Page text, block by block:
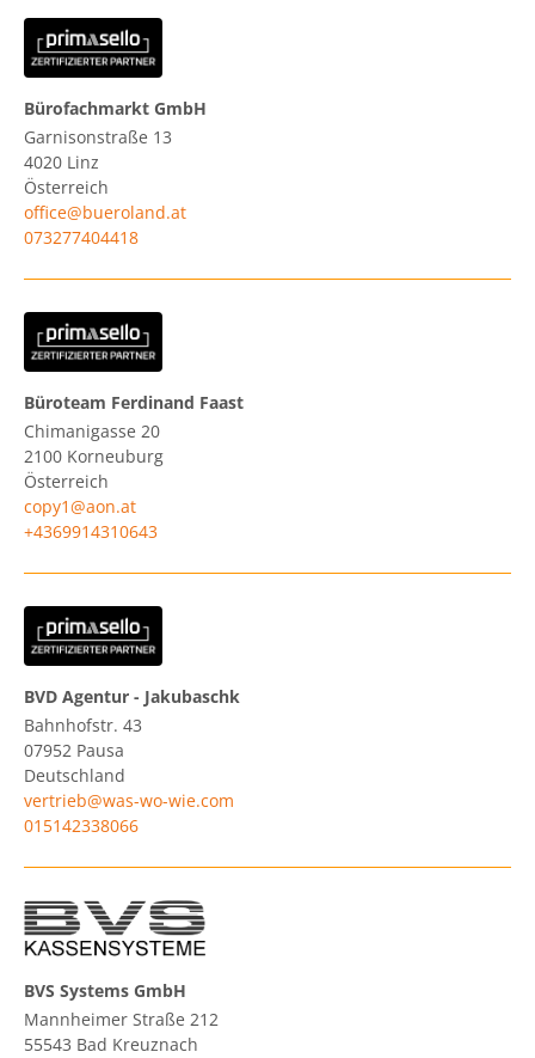
Bürofachmarkt GmbH
Garnisonstraße 13
4020 Linz
Österreich
office@bueroland.at
073277404418
Büroteam Ferdinand Faast
Chimanigasse 20
2100 Korneuburg
Österreich
copy1@aon.at
+4369914310643
BVD Agentur - Jakubaschk
Bahnhofstr. 43
07952 Pausa
Deutschland
vertrieb@was-wo-wie.com
015142338066
BVS Systems GmbH
Mannheimer Straße 212
55543 Bad Kreuznach